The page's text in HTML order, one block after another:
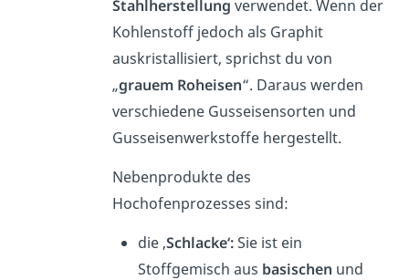
Stahlherstellung verwendet. Wenn der
Kohlenstoff jedoch als Graphit
auskristallisiert, sprichst du von
„grauem Roheisen“. Daraus werden
verschiedene Gusseisensorten und
Gusseisenwerkstoffe hergestellt.
Nebenprodukte des
Hochofenprozesses sind:
die ‚Schlacke‘:Sie ist ein
Stoffgemisch aus basischen und